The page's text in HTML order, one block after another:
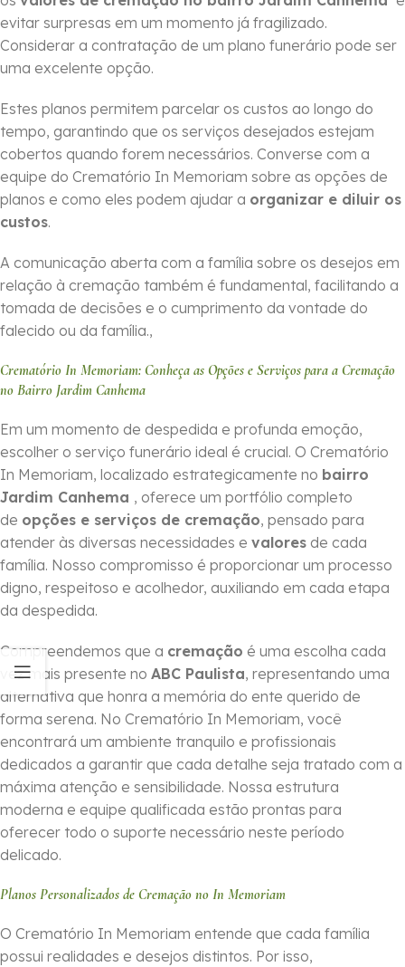
evitar surpresas em um momento já fragilizado.
Considerar a contratação de um plano funerário pode ser
uma excelente opção.
Estes planos permitem parcelar os custos ao longo do
tempo, garantindo que os serviços desejados estejam
cobertos quando forem necessários. Converse com a
equipe do Crematório In Memoriam sobre as opções de
planos e como eles podem ajudar a organizar e diluir os
custos.
A comunicação aberta com a família sobre os desejos em
relação à cremação também é fundamental, facilitando a
tomada de decisões e o cumprimento da vontade do
falecido ou da família.,
Crematório In Memoriam: Conheça as Opções e Serviços para a Cremação
no Bairro Jardim Canhema
Em um momento de despedida e profunda emoção,
escolher o serviço funerário ideal é crucial. O Crematório
In Memoriam, localizado estrategicamente no bairro
Jardim Canhema , oferece um portfólio completo
de opções e serviços de cremação, pensado para
atender às diversas necessidades e valores de cada
família. Nosso compromisso é proporcionar um processo
digno, respeitoso e acolhedor, auxiliando em cada etapa
da despedida.
Compreendemos que a cremação é uma escolha cada
vez mais presente no ABC Paulista, representando uma
alternativa que honra a memória do ente querido de
forma serena. No Crematório In Memoriam, você
encontrará um ambiente tranquilo e profissionais
dedicados a garantir que cada detalhe seja tratado com a
máxima atenção e sensibilidade. Nossa estrutura
moderna e equipe qualificada estão prontas para
oferecer todo o suporte necessário neste período
delicado.
Planos Personalizados de Cremação no In Memoriam
O Crematório In Memoriam entende que cada família
possui realidades e desejos distintos. Por isso,